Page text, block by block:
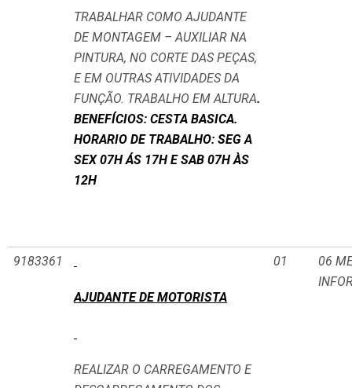
TRABALHAR COMO AJUDANTE
DE MONTAGEM – AUXILIAR NA
PINTURA, NO CORTE DAS PEÇAS,
E EM OUTRAS ATIVIDADES DA
FUNÇÃO. TRABALHO EM ALTURA.
BENEFÍCIOS: CESTA BASICA.
HORARIO DE TRABALHO: SEG A
SEX 07H ÁS 17H E SAB 07H ÀS
12H
9183361
AJUDANTE DE MOTORISTA
REALIZAR O CARREGAMENTO E
01
06